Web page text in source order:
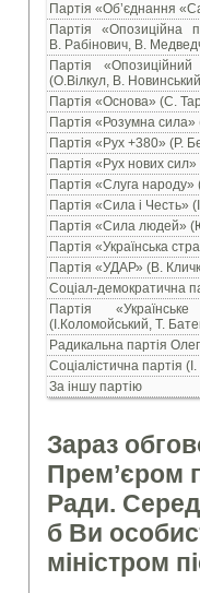
Партія «Об’єднання
Партія
В. Рабінович, В.
Партія
(О.Вілкул, В.
Партія «Основа» (С.
Партія «Розумна
Партія «Рух +380» (Р.
Партія «Рух нових
Партія «Слуга народу»
Партія «Сила і Честь»
Партія «Сила людей»
Партія «Українська
Партія «УДАР» (В.
Соціал-демократична
Партія
(І.Коломойський, Т.
Радикальна партія
Соціалістична партія
За іншу партію
Зараз
Прем’єром
Ради. Серед
б Ви
міністром